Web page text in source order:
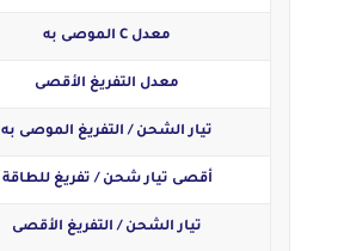
معدل C الموصى به
معدل التفريغ الأقصى
تيار الشحن / التفريغ الموصى به
أقصى تيار شحن / تفريغ للطاقة
تيار الشحن / التفريغ الأقصى